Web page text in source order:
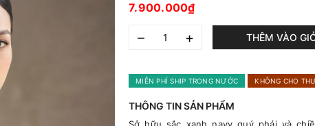
7.900.000₫
– + THÊM VÀO
MIỄN PHÍ SHIP TRONG NƯỚC KHÔNG CHO
THÔNG TIN SẢN PHẨM